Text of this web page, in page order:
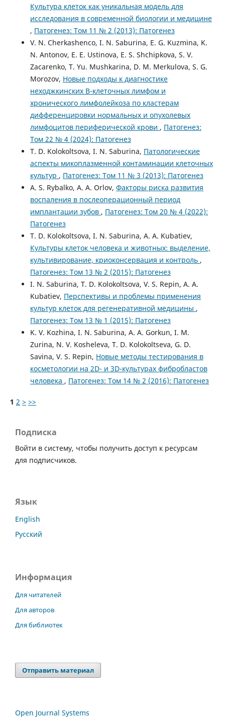
Культура клеток как уникальная модель для
исследования в современной биологии и медицине
, Патогенез: Том 11 № 2 (2013): Патогенез
V. N. Cherkashenco, I. N. Saburina, E. G. Kuzmina, K.
N. Antonov, E. E. Ustinova, E. S. Shchipkova, S. V.
Zacarenko, T. Yu. Mushkarina, D. M. Merkulova, S. G.
Morozov, Новые подходы к диагностике
неходжкинских В-клеточных лимфом и
хронического лимфолейкоза по кластерам
дифференцировки нормальных и опухолевых
лимфоцитов периферической крови , Патогенез:
Том 22 № 4 (2024): Патогенез
T. D. Kolokoltsova, I. N. Saburina, Патологические
аспекты микоплазменной контаминации клеточных
культур , Патогенез: Том 11 № 3 (2013): Патогенез
A. S. Rybalko, A. A. Orlov, Факторы риска развития
воспаления в послеоперационный период
имплантации зубов , Патогенез: Том 20 № 4 (2022):
Патогенез
T. D. Kolokoltsova, I. N. Saburina, A. A. Kubatiev,
Культуры клеток человека и животных: выделение,
культивирование, криоконсервация и контроль ,
Патогенез: Том 13 № 2 (2015): Патогенез
I. N. Saburina, T. D. Kolokoltsova, V. S. Repin, A. A.
Kubatiev, Перспективы и проблемы применения
культур клеток для регенеративной медицины ,
Патогенез: Том 13 № 1 (2015): Патогенез
K. V. Kozhina, I. N. Saburina, A. A. Gorkun, I. M.
Zurina, N. V. Kosheleva, T. D. Kolokoltseva, G. D.
Savina, V. S. Repin, Новые методы тестирования в
косметологии на 2D- и 3D-культурах фибробластов
человека , Патогенез: Том 14 № 2 (2016): Патогенез
1 2 > >>
Подписка
Войти в систему, чтобы получить доступ к ресурсам
для подписчиков.
Язык
English
Русский
Информация
Для читателей
Для авторов
Для библиотек
Отправить материал
Open Journal Systems